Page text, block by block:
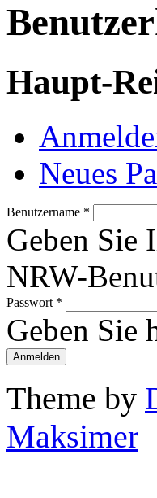
Haupt-
Neues
Benutzername *
Geben Sie
NRW-
Passwort *
Geben Sie
Theme by
Maksimer